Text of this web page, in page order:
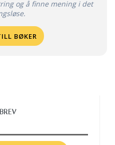
og å finne mening i det
BØKER